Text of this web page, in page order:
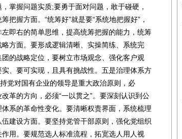
掌握问题实质;要勇于面对问题，敢于碰硬，
把握方面。“统筹好”就是要“系统地把握好”，
即右的简单思维，提高统筹把握的能力，统筹
方面。要形成逻辑清晰、实操简练、系统完
的战略定位，要树立市场观念、强化客户观
、要可实现，且具有挑战性。五是治理体系方
党对国有企业的领导是重大政治原则，必
革的方向，必须“一以贯之”。要深刻认识到公
系的革命性变化。要清晰权责界面，系统梳理
建设方面。要坚持党管干部原则，强化党组织
用。要规范选人标准流程，拓宽选人用人视